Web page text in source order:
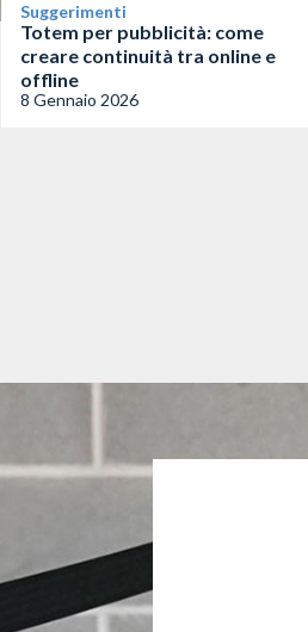
Suggerimenti
Totem per pubblicità: come
creare continuità tra online e
offline
8 Gennaio 2026